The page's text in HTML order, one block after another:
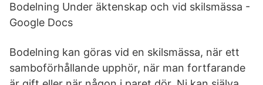
Bodelning Under äktenskap och vid skilsmässa -
Google Docs
Bodelning kan göras vid en skilsmässa, när ett
samboförhållande upphör, när man fortfarande